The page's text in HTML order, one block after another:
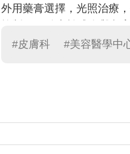
外用藥膏選擇，光照治療
法，系統性免疫調節劑與
擇局部與系統性免疫調節
子光），頑固性病情則輔
別於傳統侵入性指甲拔除
容治療（包含最新皮秒雷
#皮膚科 #美容醫學中